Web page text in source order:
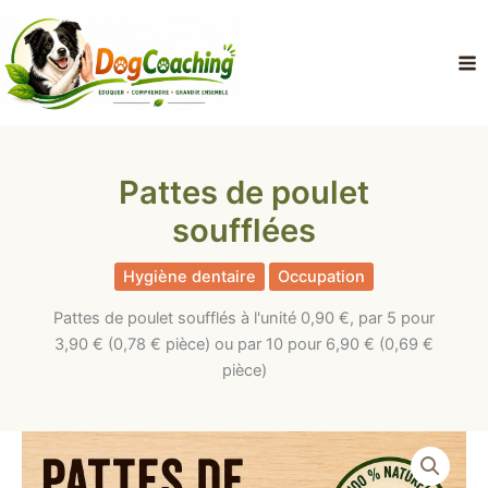
au
contenu
Pattes de poulet
soufflées
Hygiène dentaire Occupation
Pattes de poulet soufflés à l'unité 0,90 €, par 5 pour
3,90 € (0,78 € pièce) ou par 10 pour 6,90 € (0,69 €
pièce)
Plage
quantité
Pattes